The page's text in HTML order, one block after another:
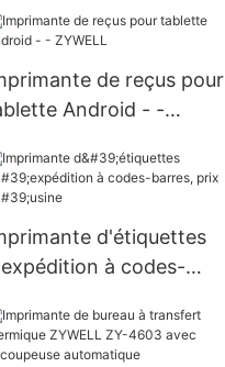
plus économique
de reçus pour
Android - -
d'étiquettes
à codes-